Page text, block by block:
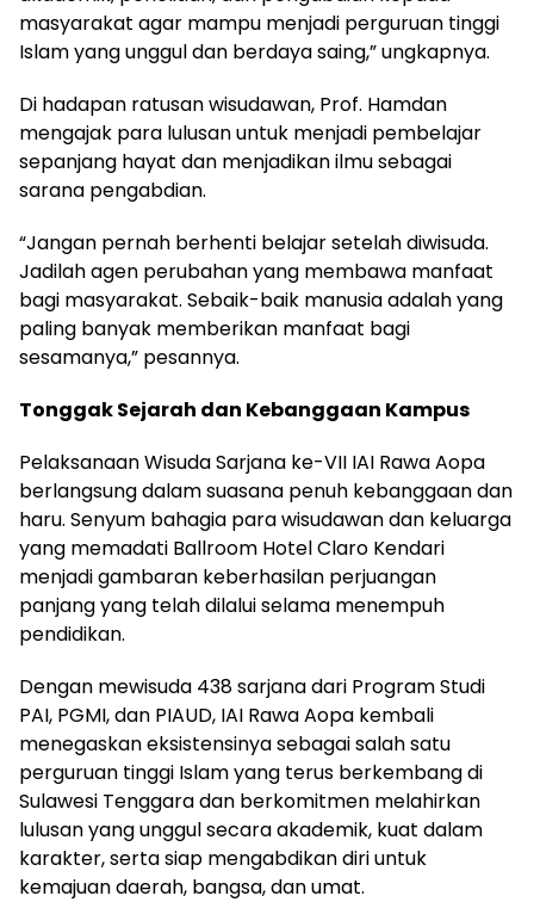
masyarakat agar mampu menjadi perguruan tinggi
Islam yang unggul dan berdaya saing,” ungkapnya.
Di hadapan ratusan wisudawan, Prof. Hamdan
mengajak para lulusan untuk menjadi pembelajar
sepanjang hayat dan menjadikan ilmu sebagai
sarana pengabdian.
“Jangan pernah berhenti belajar setelah diwisuda.
Jadilah agen perubahan yang membawa manfaat
bagi masyarakat. Sebaik-baik manusia adalah yang
paling banyak memberikan manfaat bagi
sesamanya,” pesannya.
Tonggak Sejarah dan Kebanggaan Kampus
Pelaksanaan Wisuda Sarjana ke-VII IAI Rawa Aopa
berlangsung dalam suasana penuh kebanggaan dan
haru. Senyum bahagia para wisudawan dan keluarga
yang memadati Ballroom Hotel Claro Kendari
menjadi gambaran keberhasilan perjuangan
panjang yang telah dilalui selama menempuh
pendidikan.
Dengan mewisuda 438 sarjana dari Program Studi
PAI, PGMI, dan PIAUD, IAI Rawa Aopa kembali
menegaskan eksistensinya sebagai salah satu
perguruan tinggi Islam yang terus berkembang di
Sulawesi Tenggara dan berkomitmen melahirkan
lulusan yang unggul secara akademik, kuat dalam
karakter, serta siap mengabdikan diri untuk
kemajuan daerah, bangsa, dan umat.